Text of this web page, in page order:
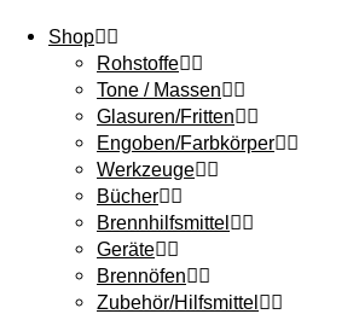
Shop
Rohstoffe
Tone / Massen
Glasuren/Fritten
Engoben/Farbkörper
Werkzeuge
Bücher
Brennhilfsmittel
Geräte
Brennöfen
Zubehör/Hilfsmittel